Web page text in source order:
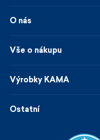
O nás
Kontakty
Novinky
Vše o nákupu
Věrnostní program
Prodejci
Výrobky KAMA
Udržitelnost
Ostatní